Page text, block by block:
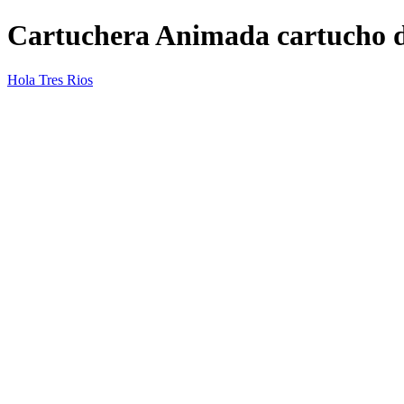
Cartuchera Animada cartucho
Hola Tres Rios